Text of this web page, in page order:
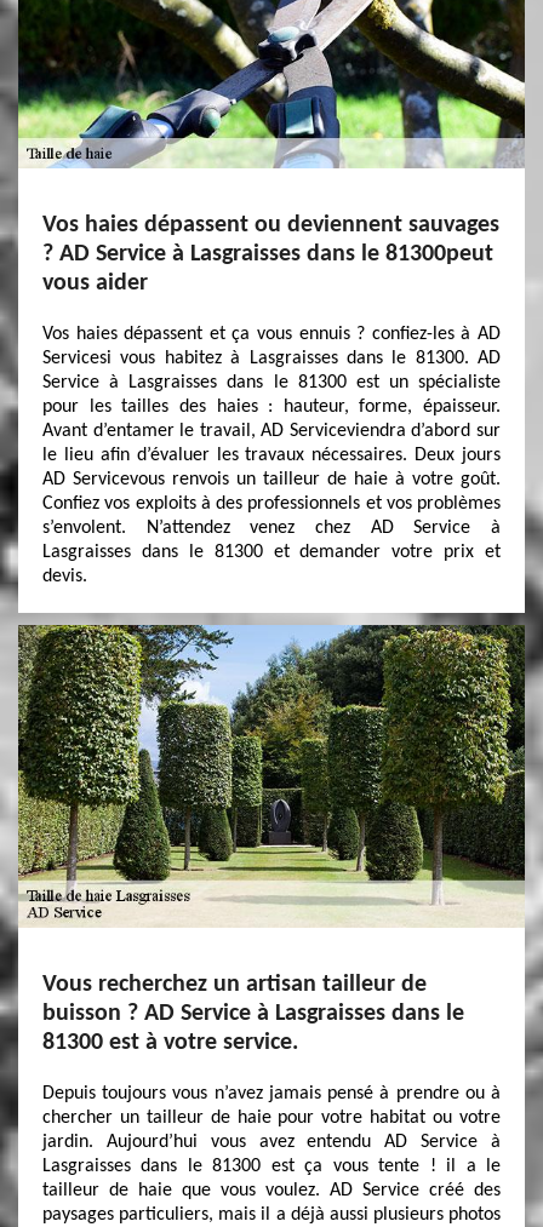
Vos haies dépassent ou deviennent sauvages
? AD Service à Lasgraisses dans le 81300peut
vous aider
Vos haies dépassent et ça vous ennuis ? confiez-les à AD
Servicesi vous habitez à Lasgraisses dans le 81300. AD
Service à Lasgraisses dans le 81300 est un spécialiste
pour les tailles des haies : hauteur, forme, épaisseur.
Avant d’entamer le travail, AD Serviceviendra d’abord sur
le lieu afin d’évaluer les travaux nécessaires. Deux jours
AD Servicevous renvois un tailleur de haie à votre goût.
Confiez vos exploits à des professionnels et vos problèmes
s’envolent. N’attendez venez chez AD Service à
Lasgraisses dans le 81300 et demander votre prix et
devis.
Vous recherchez un artisan tailleur de
buisson ? AD Service à Lasgraisses dans le
81300 est à votre service.
Depuis toujours vous n’avez jamais pensé à prendre ou à
chercher un tailleur de haie pour votre habitat ou votre
jardin. Aujourd’hui vous avez entendu AD Service à
Lasgraisses dans le 81300 est ça vous tente ! il a le
tailleur de haie que vous voulez. AD Service créé des
paysages particuliers, mais il a déjà aussi plusieurs photos